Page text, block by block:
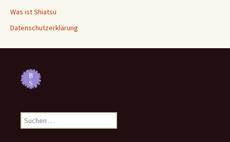
Was ist Shiatsu
Datenschutzerklärung
Suche
nach: